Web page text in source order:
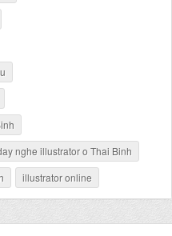
nghe illustrator o Thai Binh
illustrator online